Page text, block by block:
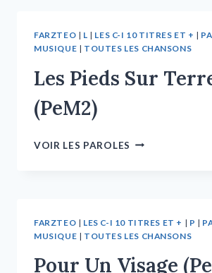
FARZTEO | L | LES C-I 10 TITRES ET + |
MUSIQUE | TOUTES LES CHANSONS
Les Pieds Sur
(PeM2)
VOIR LES PAROLES
FARZTEO | LES C-I 10 TITRES ET + | P |
MUSIQUE | TOUTES LES CHANSONS
Pour Un Visage